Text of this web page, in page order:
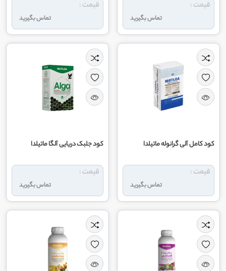
تماس بگیرید
قیمت :
تماس بگیرید
قیمت :
کود کامل آلی گرانوله ماتیلدا
تماس بگیرید
قیمت :
کود جلبک دریایی آلگا ماتیلدا
تماس بگیرید
قیمت :